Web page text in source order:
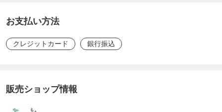
お支払い方法
クレジットカード 銀行振込
販売ショップ情報